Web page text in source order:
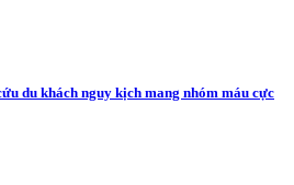
du khách nguy kịch mang nhóm máu cực